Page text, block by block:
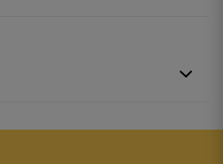
5.0